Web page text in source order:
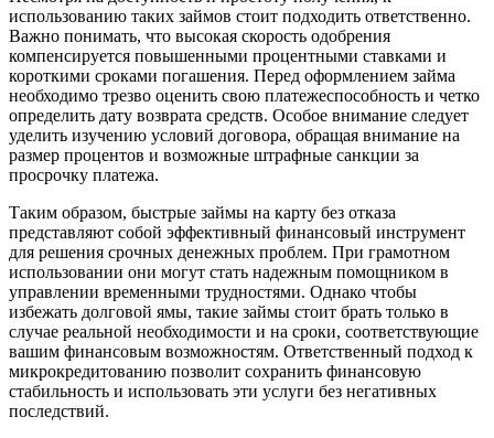
использованию таких займов стоит подходить ответственно.
Важно понимать, что высокая скорость одобрения
компенсируется повышенными процентными ставками и
короткими сроками погашения. Перед оформлением займа
необходимо трезво оценить свою платежеспособность и четко
определить дату возврата средств. Особое внимание следует
уделить изучению условий договора, обращая внимание на
размер процентов и возможные штрафные санкции за
просрочку платежа.
Таким образом, быстрые займы на карту без отказа
представляют собой эффективный финансовый инструмент
для решения срочных денежных проблем. При грамотном
использовании они могут стать надежным помощником в
управлении временными трудностями. Однако чтобы
избежать долговой ямы, такие займы стоит брать только в
случае реальной необходимости и на сроки, соответствующие
вашим финансовым возможностям. Ответственный подход к
микрокредитованию позволит сохранить финансовую
стабильность и использовать эти услуги без негативных
последствий.